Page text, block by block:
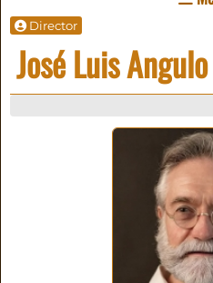
Director
José Luis Angulo